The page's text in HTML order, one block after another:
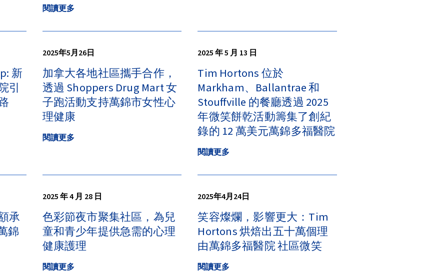
閱讀更多
新
引
2025年5月26日
加拿大各地社區攜手合作，
透過 Shoppers Drug Mart 女
子跑活動支持萬錦市女性心
理健康
閱讀更多
2025 年 5 月 13 日
Tim Hortons 位於
Markham、Ballantrae 和
Stouffville 的餐廳透過 2025
年微笑餅乾活動籌集了創紀
錄的 12 萬美元萬錦多福醫院
閱讀更多
承
錦
2025 年 4 月 28 日
色彩節夜市聚集社區，為兒
童和青少年提供急需的心理
健康護理
閱讀更多
2025年4月24日
笑容燦爛，影響更大：Tim
Hortons 烘焙出五十萬個理
由萬錦多福醫院 社區微笑
閱讀更多